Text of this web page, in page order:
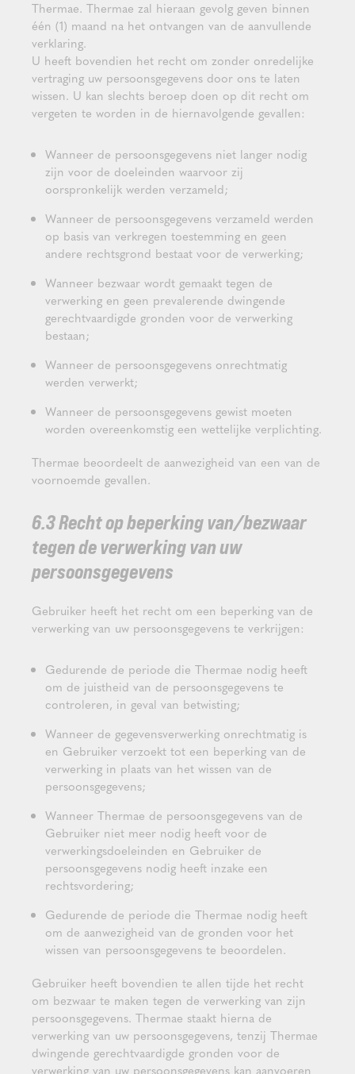
Thermae. Thermae zal hieraan gevolg geven binnen
één (1) maand na het ontvangen van de aanvullende
verklaring.
U heeft bovendien het recht om zonder onredelijke
vertraging uw persoonsgegevens door ons te laten
wissen. U kan slechts beroep doen op dit recht om
vergeten te worden in de hiernavolgende gevallen:
Wanneer de persoonsgegevens niet langer nodig
zijn voor de doeleinden waarvoor zij
oorspronkelijk werden verzameld;
Wanneer de persoonsgegevens verzameld werden
op basis van verkregen toestemming en geen
andere rechtsgrond bestaat voor de verwerking;
Wanneer bezwaar wordt gemaakt tegen de
verwerking en geen prevalerende dwingende
gerechtvaardigde gronden voor de verwerking
bestaan;
Wanneer de persoonsgegevens onrechtmatig
werden verwerkt;
Wanneer de persoonsgegevens gewist moeten
worden overeenkomstig een wettelijke verplichting.
Thermae beoordeelt de aanwezigheid van een van de
voornoemde gevallen.
6.3 Recht op beperking van/bezwaar
tegen de verwerking van uw
persoonsgegevens
Gebruiker heeft het recht om een beperking van de
verwerking van uw persoonsgegevens te verkrijgen:
Gedurende de periode die Thermae nodig heeft
om de juistheid van de persoonsgegevens te
controleren, in geval van betwisting;
Wanneer de gegevensverwerking onrechtmatig is
en Gebruiker verzoekt tot een beperking van de
verwerking in plaats van het wissen van de
persoonsgegevens;
Wanneer Thermae de persoonsgegevens van de
Gebruiker niet meer nodig heeft voor de
verwerkingsdoeleinden en Gebruiker de
persoonsgegevens nodig heeft inzake een
rechtsvordering;
Gedurende de periode die Thermae nodig heeft
om de aanwezigheid van de gronden voor het
wissen van persoonsgegevens te beoordelen.
Gebruiker heeft bovendien te allen tijde het recht
om bezwaar te maken tegen de verwerking van zijn
persoonsgegevens. Thermae staakt hierna de
verwerking van uw persoonsgegevens, tenzij Thermae
dwingende gerechtvaardigde gronden voor de
verwerking van uw persoonsgegevens kan aanvoeren